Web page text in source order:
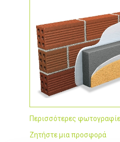
Περισσότερες
Ζητήστε μια προσφορά